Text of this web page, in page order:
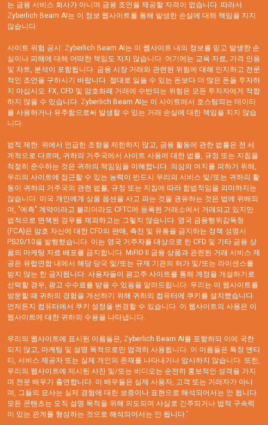
는 금융 서비스 회사가 아니며 금융 조언을 제공할 자격이 없습니다. 따라서
Zyberlich Beam AI는 이 정보 웹사이트를 통해 발생한 손실에 대해 책임을 지지
않습니다.
사이트 위험 공시: Zyberlich Beam AI는 이 웹사이트 내의 정보를 믿고 발생한 손
실이나 피해에 대해 어떠한 책임도 지지 않습니다. 여기에는 교육 자료, 가격 인용
및 차트, 분석이 포함됩니다. 금융 시장 거래와 관련된 위험에 대해 인지하고 전문
적인 조언을 구하시기 바랍니다. 절대로 잃을 수 있는 돈보다 더 많은 돈을 투자하
지 마십시오. FX, CFD 및 암호화폐 거래에 수반되는 위험은 모든 투자자에게 적합
하지 않을 수 있습니다. Zyberlich Beam AI는 이 사이트에서 호스팅되는 데이터
를 사용하거나 유추함으로써 발생할 수 있는 거래 손실에 대한 책임을 지지 않습
니다.
법적 제한: 위에서 언급한 조항을 제한하지 않고, 금융 활동에 관한 법률은 전 세
계적으로 다르며, 귀하의 거주국에서 사이트 사용에 대한 법률, 규정 또는 지침을
적절히 준수하는 것은 귀하의 책임임을 이해합니다. 의심의 여지를 피하기 위해,
우리의 사이트에 접근할 수 있는 능력이 반드시 우리의 서비스 및/또는 귀하의 활
동이 귀하의 거주국의 관련 법률, 규정 또는 지침에 따라 합법적임을 의미하지는
않습니다. 미국 개인에게 상품 옵션을 사고 파는 것을 권유하는 것은 법에 위배되
며, "예측" 계약이라고 불리더라도 CFTC에 등록된 거래소에서 거래되고 있지만
법적으로 면책된 경우를 제외하고는 그렇지 않습니다. 영국 금융행위감독청
(FCA)은 암호 자산에 대한 CFD의 판매, 촉진 및 유통을 금지하는 정책 성명서
PS20/10을 발행했습니다. 이는 영국 거주자를 대상으로 한 CFD 및 기타 금융 상
품의 마케팅 자료 배포를 금지합니다. MiFID II 금융 상품과 관련된 거래 서비스 제
공은 유럽연합 내에서 해당 당국 및/또는 규제 기관의 허가 및/또는 라이센스를
받지 않는 한 금지됩니다. 사용자들이 광고주 사이트를 통해 계정을 개설하기로
선택할 경우, 광고 수수료를 받을 수 있음을 알려드립니다. 우리는 이 웹사이트를
방문할 때 귀하의 경험을 개선하기 위해 귀하의 컴퓨터에 쿠키를 설치했습니다.
언제든지 컴퓨터에서 쿠키 설정을 변경할 수 있습니다. 이 웹사이트의 사용은 이
웹사이트에 대한 귀하의 수용을 나타냅니다.
우리의 웹사이트에 표시된 이름들은, Zyberlich Beam AI를 포함하되 이에 국한
되지 않고, 마케팅 및 설명 목적으로만 엄격히 사용됩니다. 이 이름들은 특정 엔티
티, 서비스 제공자 또는 실제 개인의 존재를 나타내거나 암시하지 않습니다. 또한,
우리의 웹사이트에 제시된 사진 및/또는 비디오는 순전히 홍보적인 성격을 가지
며 전문 배우가 출연합니다. 이 배우들은 실제 사용자, 고객 또는 거래자가 아니
며, 그들의 묘사는 실제 경험에 대한 보증이나 표현으로 해석되어서는 안 됩니다.
모든 콘텐츠는 오직 설명 목적을 위해 의도되며 사실로 간주되거나 법적 구속력
이 있는 관계를 형성하는 것으로 해석되어서는 안 됩니다.'